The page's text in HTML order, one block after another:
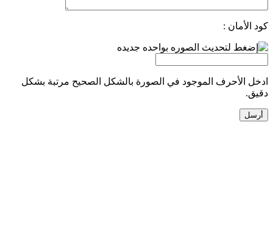
كود الأمان :
ادخل الأحرف الموجود في الصورة بالشكل الصحيح مرتبة بشكل
دقيق.